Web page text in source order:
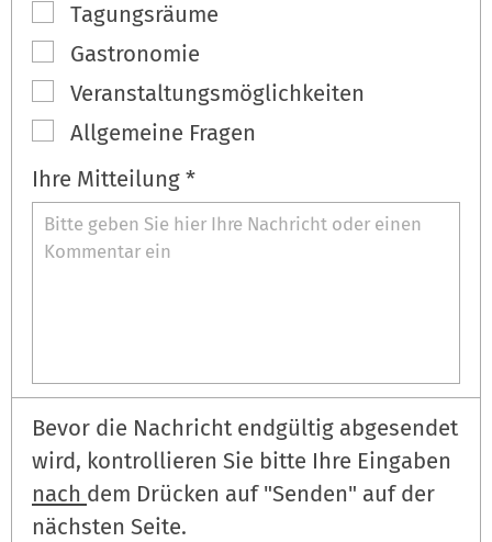
Tagungsräume
Gastronomie
Veranstaltungsmöglichkeiten
Allgemeine Fragen
Ihre Mitteilung *
Bevor die Nachricht endgültig abgesendet
wird, kontrollieren Sie bitte Ihre Eingaben
nach dem Drücken auf "Senden" auf der
nächsten Seite.